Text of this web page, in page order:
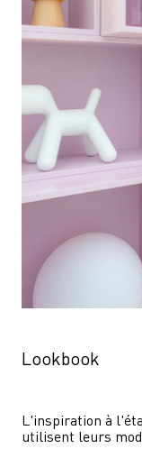
Lookbook
L'inspiration à
utilisent leurs